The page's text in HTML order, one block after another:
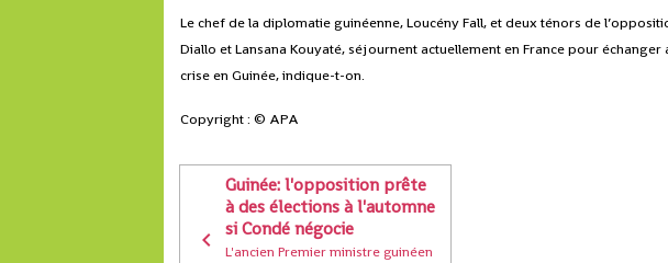
Le chef de la diplomatie guinéenne, Loucény Fall, et deux ténors de
Diallo et Lansana Kouyaté, séjournent actuellement en France pour
crise en Guinée, indique-t-on.
Copyright : © APA
Guinée: l'opposition prête
à des élections à l'automne
si Condé négocie
L'ancien Premier ministre guinéen